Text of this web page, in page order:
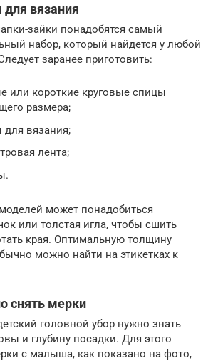
вязания
зайки понадобятся самый
набор, который найдется у любой
заранее приготовить:
или короткие круговые спицы
размера;
для вязания;
лента;
может понадобиться
или толстая игла, чтобы сшить
края. Оптимальную толщину
можно найти на этикетках к
снять мерки
головной убор нужно знать
и глубину посадки. Для этого
с малыша, как показано на фото,